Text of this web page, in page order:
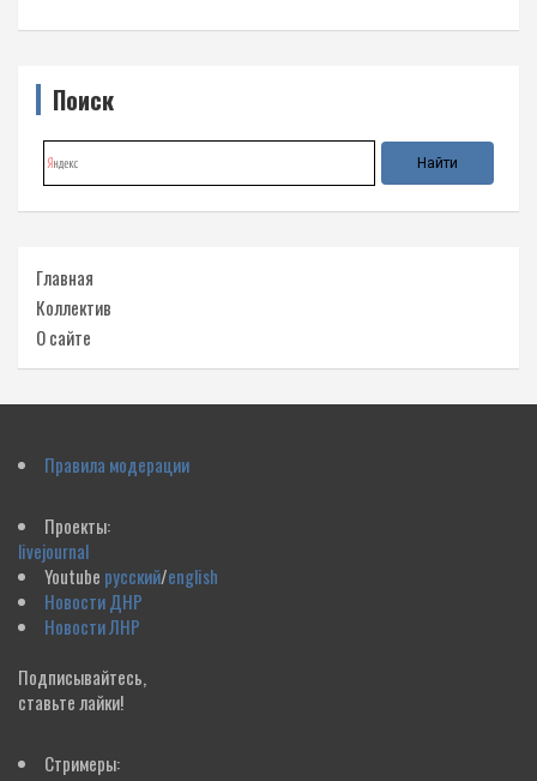
Поиск
Главная
Коллектив
О сайте
Правила модерации
Проекты:
livejournal
Youtube русский/english
Новости ДНР
Новости ЛНР
Подписывайтесь,
ставьте лайки!
Стримеры: